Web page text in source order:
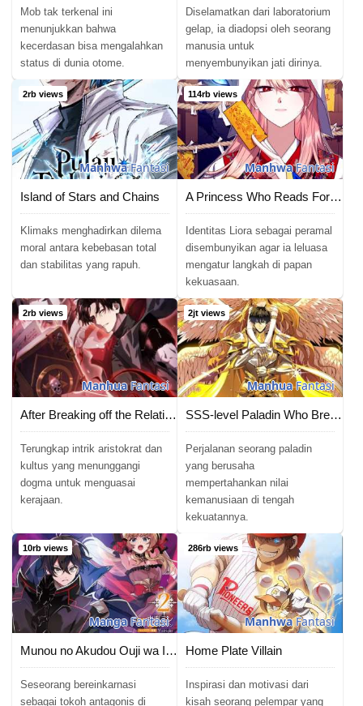
Mob tak terkenal ini
menunjukkan bahwa
kecerdasan bisa mengalahkan
status di dunia otome.
Diselamatkan dari laboratorium
gelap, ia diadopsi oleh seorang
manusia untuk
menyembunyikan jati dirinya.
2rb views
ManhwaFantasi
Island of Stars and Chains
Klimaks menghadirkan dilema
moral antara kebebasan total
dan stabilitas yang rapuh.
114rb views
ManhwaFantasi
A Princess Who Reads Fortune
Identitas Liora sebagai peramal
disembunyikan agar ia leluasa
mengatur langkah di papan
kekuasaan.
2rb views
ManhuaFantasi
After Breaking off the Relationship, All my Summoned Beasts Were Dark Creatures
Terungkap intrik aristokrat dan
kultus yang menunggangi
dogma untuk menguasai
kerajaan.
2jt views
ManhuaFantasi
SSS-level Paladin Who Breaks All Logic
Perjalanan seorang paladin
yang berusaha
mempertahankan nilai
kemanusiaan di tengah
kekuatannya.
10rb views
MangaFantasi
Munou no Akudou Ouji wa Ikinokoritai: Ren’ai RPG no Akuyaku Mob ni Tensei Shita kedo, Gensaku Mushi Shite Saikyou o Mezasu
Seseorang bereinkarnasi
sebagai tokoh antagonis di
286rb views
ManhwaFantasi
Home Plate Villain
Inspirasi dan motivasi dari
kisah seorang pelempar yang